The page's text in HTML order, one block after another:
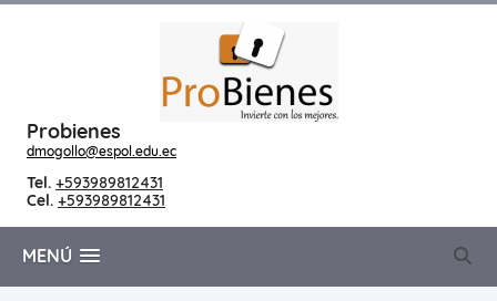
Probienes
dmogollo@espol.edu.ec
Tel. +593989812431
Cel. +593989812431
MENÚ